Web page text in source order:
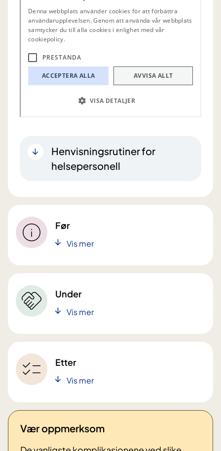
Henvisningsrutiner for
helsepersonell
Før
Vis mer
Under
Vis mer
Etter
Vis mer
Vær oppmerksom